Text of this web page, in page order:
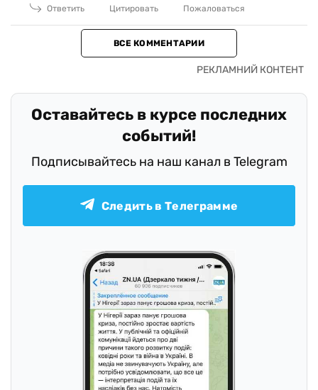
Ответить
Цитировать Пожаловаться
ВСЕ КОММЕНТАРИИ
Оставайтесь в курсе последних
событий!
Подписывайтесь на наш канал в Telegram
Следить в Телеграмме